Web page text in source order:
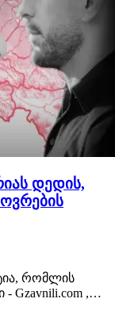
დედის,
რომლის
Gzavnili.com ,